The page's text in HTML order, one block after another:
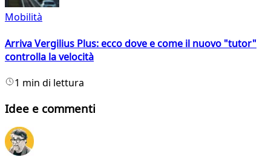
Mobilità
Arriva Vergilius Plus: ecco dove e come il nuovo "tutor"
controlla la velocità
1 min di lettura
Idee e commenti